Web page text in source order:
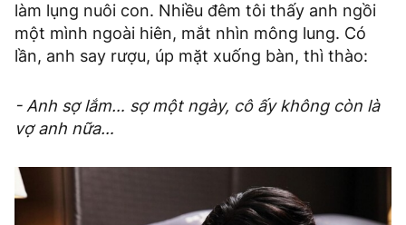
làm lụng nuôi con. Nhiều đêm tôi thấy anh ngồi
một mình ngoài hiên, mắt nhìn mông lung. Có
lần, anh say rượu, úp mặt xuống bàn, thì thào:
- Anh sợ lắm… sợ một ngày, cô ấy không còn là
vợ anh nữa…